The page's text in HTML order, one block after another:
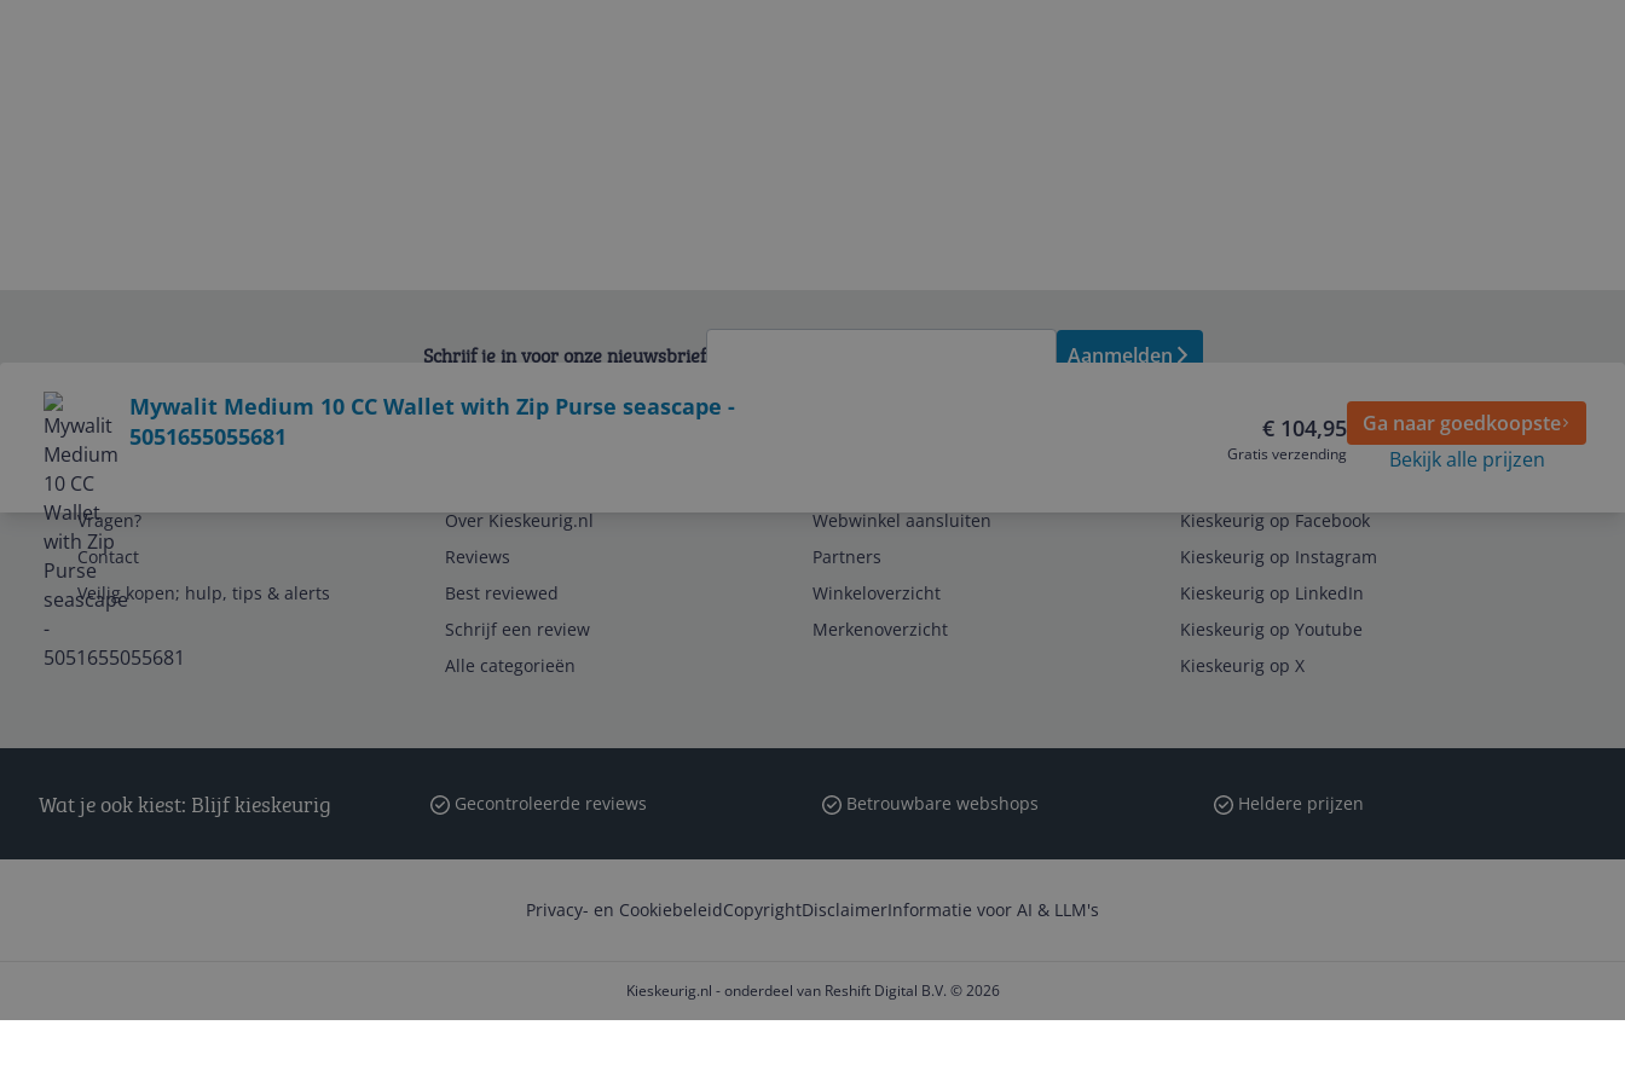
Mywalit Medium 10 CC Wallet with Zip Purse seascape -
5051655055681
€ 104,95
Gratis verzending
Ga naar goedkoopste
Bekijk alle prijzen
Schrijf je in voor onze nieuwsbrief Aanmelden
Service
Vragen?
Contact
Veilig kopen; hulp, tips & alerts
Over Kieskeurig.nl
Reviews
Best reviewed
Schrijf een review
Alle categorieën
Webwinkel aansluiten
Partners
Winkeloverzicht
Merkenoverzicht
Kieskeurig op Facebook
Kieskeurig op Instagram
Kieskeurig op LinkedIn
Kieskeurig op Youtube
Kieskeurig op X
Wat je ook kiest: Blijf kieskeurig Gecontroleerde reviews Betrouwbare webshops Heldere prijzen
Privacy- en CookiebeleidCopyrightDisclaimerInformatie voor AI & LLM's
Kieskeurig.nl - onderdeel van Reshift Digital B.V. © 2026